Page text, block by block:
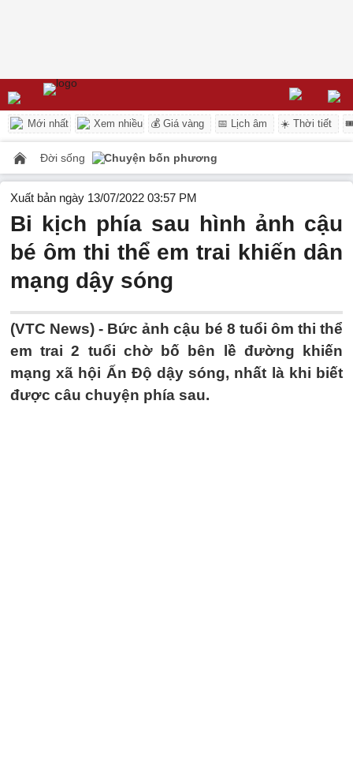
Mới nhất Xem nhiều 💰 Giá vàng 📅 Lịch âm ☀️ Thời tiết
Đời sống Chuyện bốn phương
Xuất bản ngày 13/07/2022 03:57 PM
Bi kịch phía sau hình ảnh cậu
bé ôm thi thể em trai khiến dân
mạng dậy sóng
(VTC News) - Bức ảnh cậu bé 8 tuổi ôm thi thể
em trai 2 tuổi chờ bố bên lề đường khiến
mạng xã hội Ấn Độ dậy sóng, nhất là khi biết
được câu chuyện phía sau.